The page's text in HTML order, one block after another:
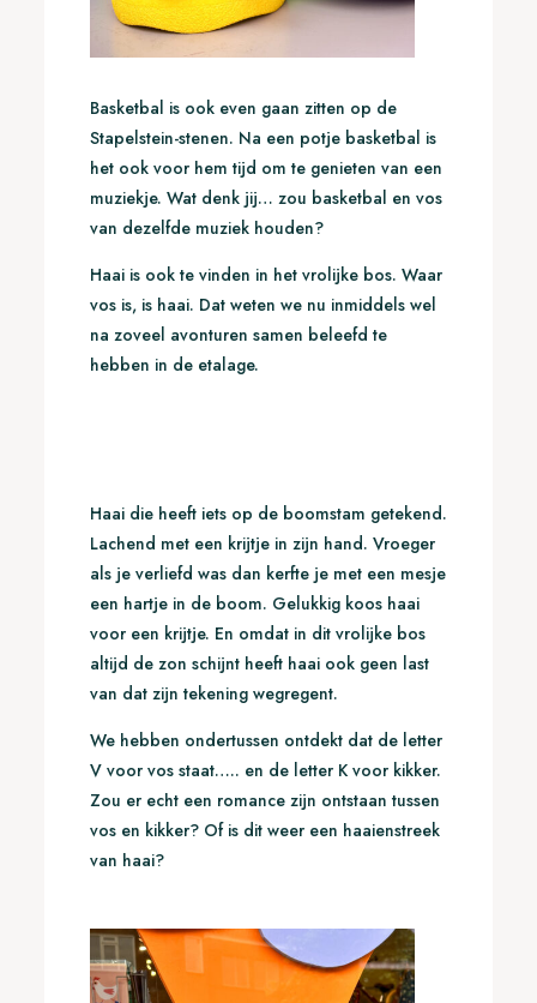
Basketbal is ook even gaan zitten op de
Stapelstein-stenen. Na een potje basketbal is
het ook voor hem tijd om te genieten van een
muziekje. Wat denk jij… zou basketbal en vos
van dezelfde muziek houden?
Haai is ook te vinden in het vrolijke bos. Waar
vos is, is haai. Dat weten we nu inmiddels wel
na zoveel avonturen samen beleefd te
hebben in de etalage.
Haai die heeft iets op de boomstam getekend.
Lachend met een krijtje in zijn hand. Vroeger
als je verliefd was dan kerfte je met een mesje
een hartje in de boom. Gelukkig koos haai
voor een krijtje. En omdat in dit vrolijke bos
altijd de zon schijnt heeft haai ook geen last
van dat zijn tekening wegregent.
We hebben ondertussen ontdekt dat de letter
V voor vos staat….. en de letter K voor kikker.
Zou er echt een romance zijn ontstaan tussen
vos en kikker? Of is dit weer een haaienstreek
van haai?